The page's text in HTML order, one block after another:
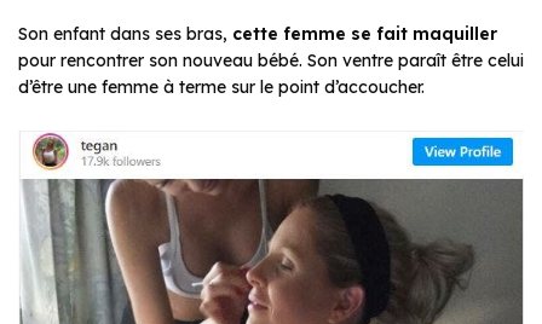
Son enfant dans ses bras, cette femme se fait maquiller
pour rencontrer son nouveau bébé. Son ventre paraît être celui
d’être une femme à terme sur le point d’accoucher.